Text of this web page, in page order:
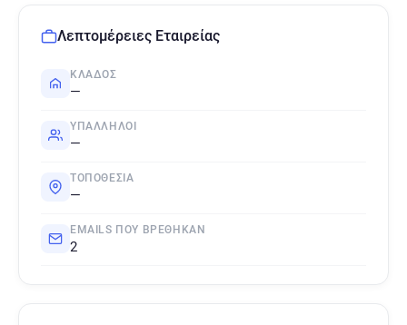
Λεπτομέρειες Εταιρείας
ΚΛΆΔΟΣ
—
ΥΠΆΛΛΗΛΟΙ
—
ΤΟΠΟΘΕΣΊΑ
—
EMAILS ΠΟΥ ΒΡΈΘΗΚΑΝ
2